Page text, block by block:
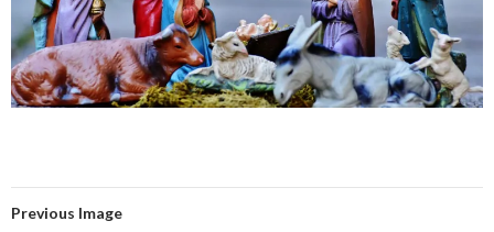
Previous Image